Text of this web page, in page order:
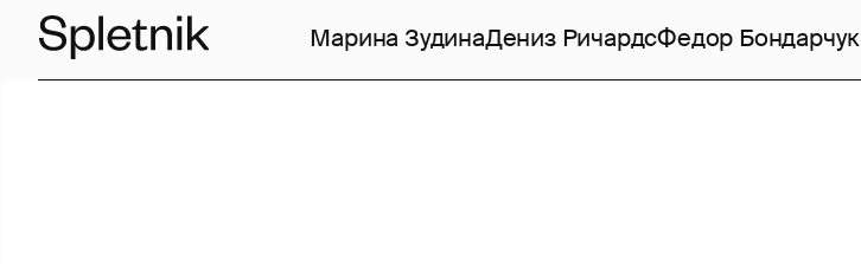
Марина ЗудинаДениз РичардсФедор Бондарчук